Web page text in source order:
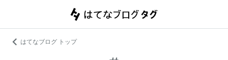
はてなブログ トップ